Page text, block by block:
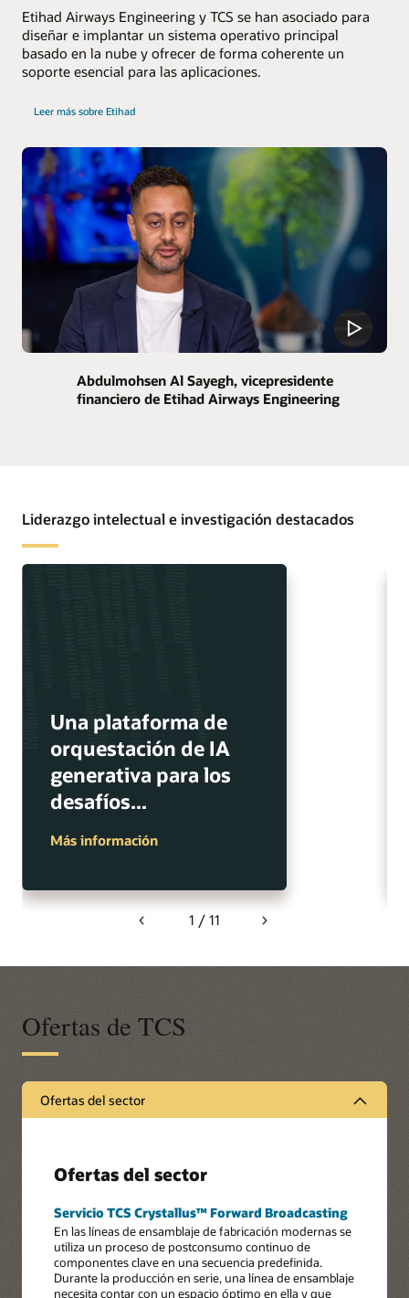
Etihad Airways Engineering y TCS se han asociado para
diseñar e implantar un sistema operativo principal
basado en la nube y ofrecer de forma coherente un
soporte esencial para las aplicaciones.
Leer más sobre Etihad
Abdulmohsen Al Sayegh, vicepresidente
financiero de Etihad Airways Engineering
Liderazgo intelectual e investigación destacados
Una plataforma de
orquestación de IA
generativa para los
desafíos...
Más información
1 / 11
Ofertas de TCS
Ofertas del sector
Ofertas del sector
Servicio TCS Crystallus™ Forward Broadcasting
En las líneas de ensamblaje de fabricación modernas se
utiliza un proceso de postconsumo continuo de
componentes clave en una secuencia predefinida.
Durante la producción en serie, una línea de ensamblaje
necesita contar con un espacio óptimo en ella y que